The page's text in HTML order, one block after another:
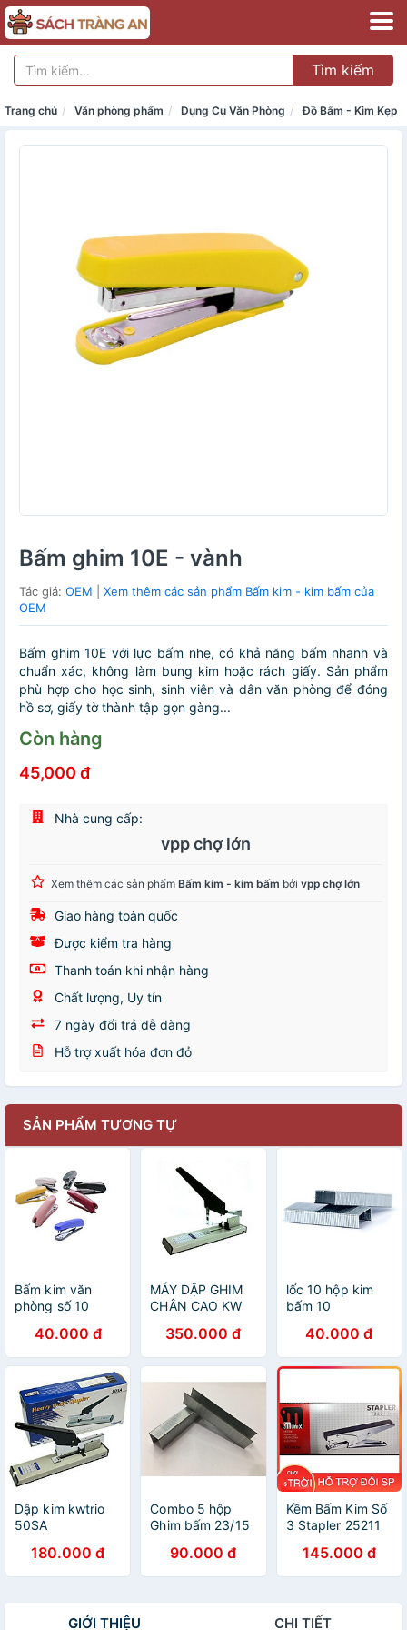
Tìm kiếm
Trang chủ Văn phòng phẩm Dụng Cụ Văn Phòng Đồ Bấm - Kim Kẹp
Bấm ghim 10E - vành
Tác giả: OEM
Xem thêm các sản phẩm Bấm kim - kim bấm của
OEM
Bấm ghim 10E với lực bấm nhẹ, có khả năng bấm nhanh và
chuẩn xác, không làm bung kim hoặc rách giấy. Sản phẩm
phù hợp cho học sinh, sinh viên và dân văn phòng để đóng
hồ sơ, giấy tờ thành tập gọn gàng...
Còn hàng
45,000 đ
Nhà cung cấp:
vpp chợ lớn
Xem thêm các sản phẩm Bấm kim - kim bấm bởi vpp chợ lớn
Giao hàng toàn quốc
Được kiểm tra hàng
Thanh toán khi nhận hàng
Chất lượng, Uy tín
7 ngày đổi trả dễ dàng
Hỗ trợ xuất hóa đơn đỏ
SẢN PHẨM TƯƠNG TỰ
Bấm kim văn
phòng số 10
40.000 đ
MÁY DẬP GHIM
CHÂN CAO KW
350.000 đ
lốc 10 hộp kim
bấm 10
40.000 đ
Dập kim kwtrio
50SA
180.000 đ
Combo 5 hộp
Ghim bấm 23/15
90.000 đ
Kềm Bấm Kim Số
3 Stapler 25211
145.000 đ
GIỚI THIỆU CHI TIẾT